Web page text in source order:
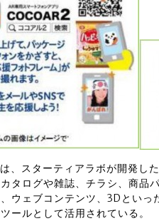
は、スターティアラボが開発し
カタログや雑誌、チラシ、商
ウェブコンテンツ、3Dといっ
ールとして活用されている。